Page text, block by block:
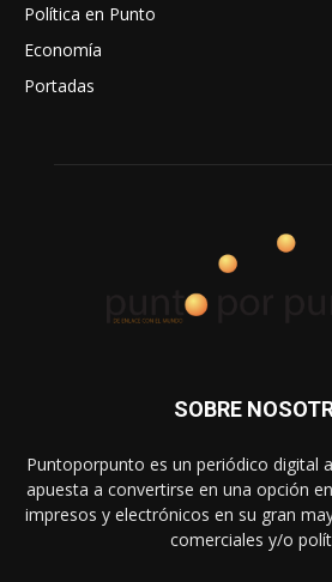
Política en Punto
Economía
Portadas
SOBRE
Puntoporpunto es un periódico digital
apuesta a convertirse en una opción
impresos y electrónicos en su gran
comerciales y/o